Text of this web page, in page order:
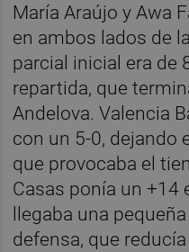
María Araújo y Awa
en ambos lados de
parcial inicial era de
repartida, que
Andelova. Valencia
con un 5-0, dejando
que provocaba el
Casas ponía un +14
llegaba una
defensa, que